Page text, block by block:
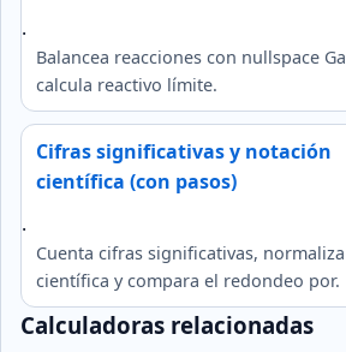
.
Balancea reacciones con nullspace
calcula reactivo límite.
Cifras significativas y notación
científica (con pasos)
.
Cuenta cifras significativas,
científica y compara el redondeo por.
Calculadoras relacionadas